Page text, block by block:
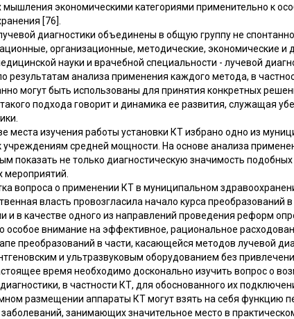
мышления экономическими категориями применительно к
[76].
диагностики объединены в общую группу не
организационные, методические, экономические
науки и врачебной специальности - лучевой
результатам анализа применения каждого метода, в
могут быть использованы для принятия конкретных
подхода говорит и динамика ее развития, служащая
места изучения работы установки КТ избрано одно из
учреждениям средней мощности. На основе анализа
показать не только диагностическую значимость
мероприятий.
вопроса о применении КТ в муниципальном
власть провозгласила начало курса
и в качестве одного из направлений проведения реформ
особое внимание на эффективное, рациональное
преобразований в части, касающейся методов лучевой
и ультразвуковым оборудованием без
время необходимо досконально изучить вопрос о
в частности КТ, для обоснованного их
размещении аппараты КТ могут взять на себя функцию
занимающих значительное место в